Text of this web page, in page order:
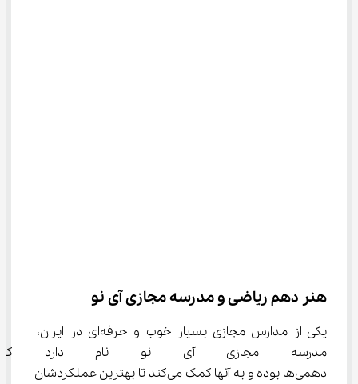
هنر دهم ریاضی و مدرسه مجازی آی نو
یکی از مدارس مجازی بسیار خوب و حرفه‌ای در ایران،
مدرسه مجازی آی نو نام دارد
دهمی‌ها بوده و به آنها کمک می‌کند تا بهترین عملکردشان